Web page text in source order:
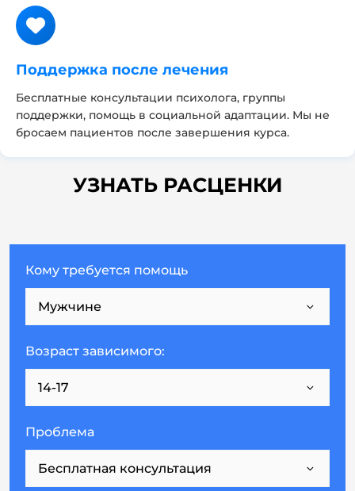
Поддержка после лечения
Бесплатные консультации психолога, группы
поддержки, помощь в социальной адаптации. Мы не
бросаем пациентов после завершения курса.
УЗНАТЬ РАСЦЕНКИ
Кому требуется помощь
Возраст зависимого:
Проблема